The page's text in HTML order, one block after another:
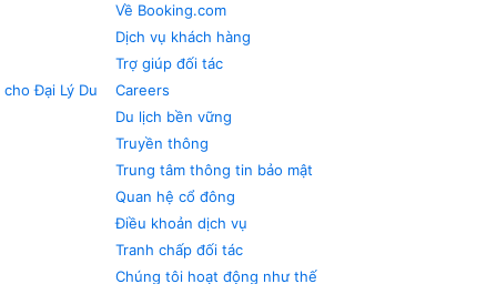
Đại Lý Du
Về Booking.com
Dịch vụ khách hàng
Trợ giúp đối tác
Careers
Du lịch bền vững
Truyền thông
Trung tâm thông tin bảo mật
Quan hệ cổ đông
Điều khoản dịch vụ
Tranh chấp đối tác
Chúng tôi hoạt động như thế